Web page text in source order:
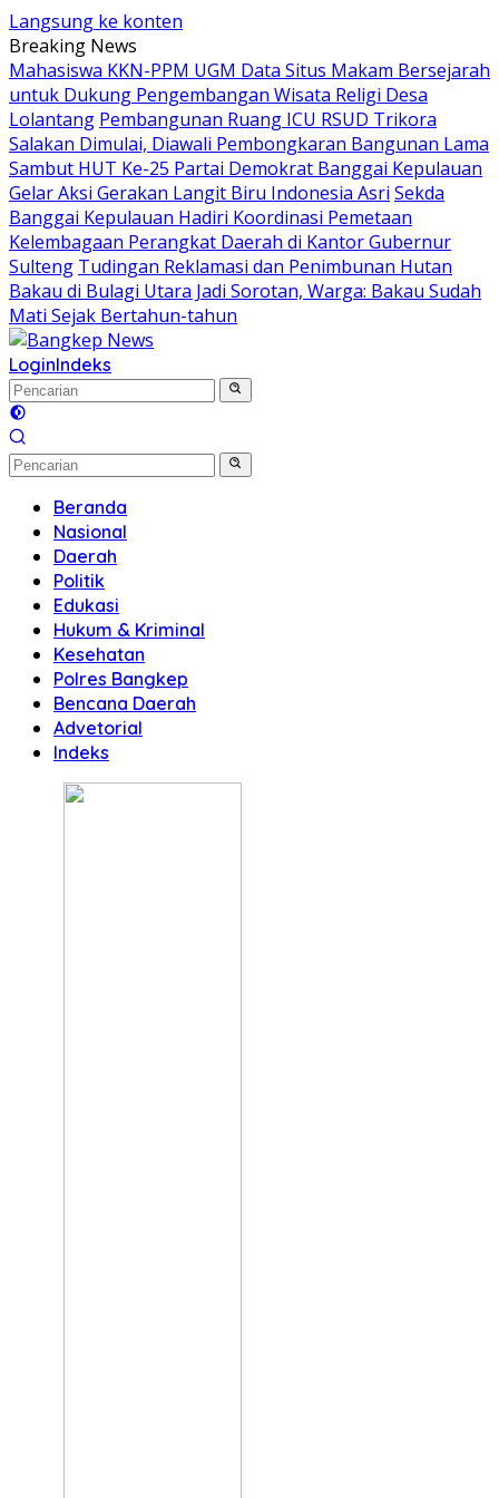
Langsung ke konten
Breaking News
Mahasiswa KKN-PPM UGM Data Situs Makam Bersejarah
untuk Dukung Pengembangan Wisata Religi Desa
Lolantang Pembangunan Ruang ICU RSUD Trikora
Salakan Dimulai, Diawali Pembongkaran Bangunan Lama
Sambut HUT Ke-25 Partai Demokrat Banggai Kepulauan
Gelar Aksi Gerakan Langit Biru Indonesia Asri Sekda
Banggai Kepulauan Hadiri Koordinasi Pemetaan
Kelembagaan Perangkat Daerah di Kantor Gubernur
Sulteng Tudingan Reklamasi dan Penimbunan Hutan
Bakau di Bulagi Utara Jadi Sorotan, Warga: Bakau Sudah
Mati Sejak Bertahun-tahun
LoginIndeks
Beranda
Nasional
Daerah
Politik
Edukasi
Hukum & Kriminal
Kesehatan
Polres Bangkep
Bencana Daerah
Advetorial
Indeks